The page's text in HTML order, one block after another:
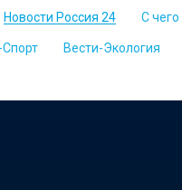
Новости Россия 24 С
Спорт Вести-Экология